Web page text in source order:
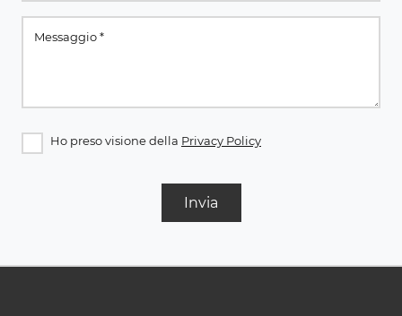
Ho preso visione della Privacy Policy
Invia